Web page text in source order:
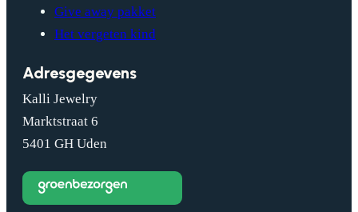
Give away pakket
Het vergeten kind
Adresgegevens
Kalli Jewelry
Marktstraat 6
5401 GH Uden